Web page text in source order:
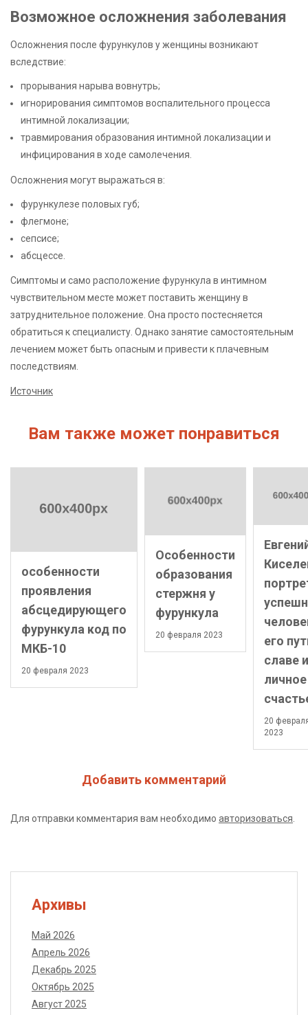
Возможное осложнения заболевания
Осложнения после фурункулов у женщины возникают
вследствие:
прорывания нарыва вовнутрь;
игнорирования симптомов воспалительного процесса
интимной локализации;
травмирования образования интимной локализации и
инфицирования в ходе самолечения.
Осложнения могут выражаться в:
фурункулезе половых губ;
флегмоне;
сепсисе;
абсцессе.
Симптомы и само расположение фурункула в интимном
чувствительном месте может поставить женщину в
затруднительное положение. Она просто постесняется
обратиться к специалисту. Однако занятие самостоятельным
лечением может быть опасным и привести к плачевным
последствиям.
Источник
Вам также может понравиться
особенности
проявления
абсцедирующего
фурункула код по
МКБ-10
20 февраля 2023
Особенности
образования
стержня у
фурункула
20 февраля 2023
его
славе и
личное
20
2023
Добавить комментарий
Для отправки комментария вам необходимо авторизоваться
Архивы
Май 2026
Апрель 2026
Декабрь 2025
Октябрь 2025
Август 2025